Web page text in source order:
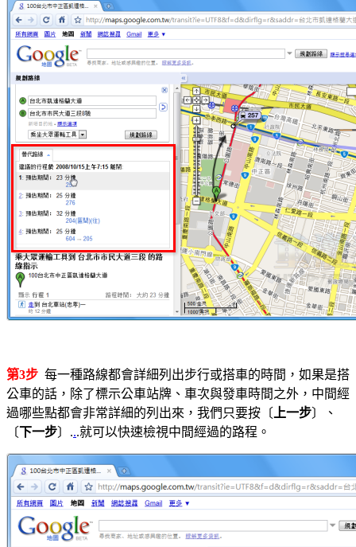
第3步 每一種路線都會詳細列出步行或搭車的時間，如果是搭
公車的話，除了標示公車站牌、車次與發車時間之外，中間經
過哪些點都會非常詳細的列出來，我們只要按〔 上一步〕、
〔下一步〕...就可以快速檢視中間經過的路程。